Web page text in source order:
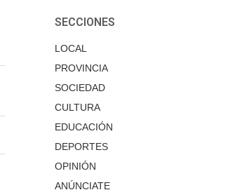
SECCIONES
LOCAL
PROVINCIA
SOCIEDAD
CULTURA
EDUCACIÓN
DEPORTES
OPINIÓN
ANÚNCIATE